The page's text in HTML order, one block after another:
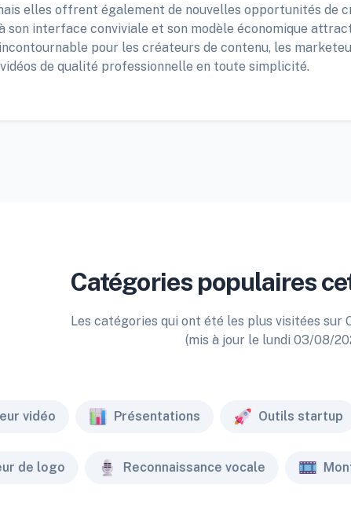
elles offrent également de nouvelles opportunités de
son interface conviviale et son modèle économique
pour les créateurs de contenu, les
de qualité professionnelle en toute simplicité.
Catégories populaires
Les catégories qui ont été les plus visitées sur
(mis à jour le lundi 03/08/
vidéo Présentations Outils startup
de logo Reconnaissance vocale